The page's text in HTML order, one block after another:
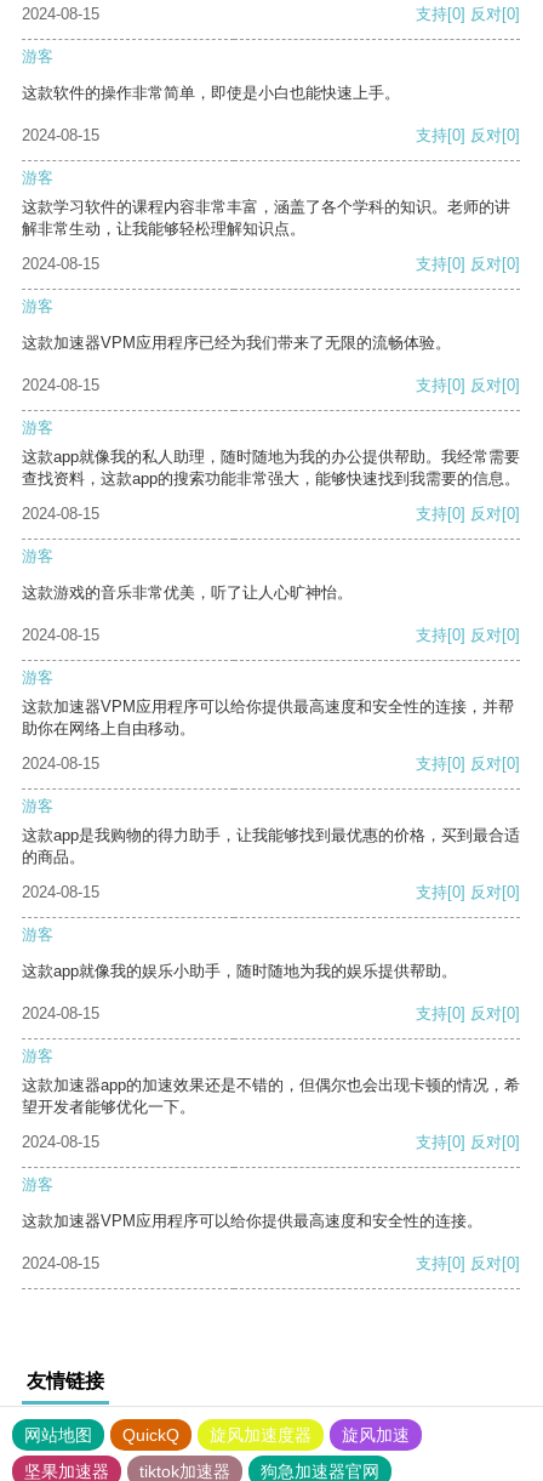
2024-08-15
支持[0] 反对[0]
游客
这款软件的操作非常简单，即使是小白也能快速上手。
2024-08-15 支持[0] 反对[0]
游客
这款学习软件的课程内容非常丰富，涵盖了各个学科的知识。老师的讲
解非常生动，让我能够轻松理解知识点。
2024-08-15
支持[0] 反对[0]
游客
这款加速器VPM应用程序已经为我们带来了无限的流畅体验。
2024-08-15 支持[0] 反对[0]
游客
这款app就像我的私人助理，随时随地为我的办公提供帮助。我经常需要
查找资料，这款app的搜索功能非常强大，能够快速找到我需要的信息。
2024-08-15
支持[0] 反对[0]
游客
这款游戏的音乐非常优美，听了让人心旷神怡。
2024-08-15 支持[0] 反对[0]
游客
这款加速器VPM应用程序可以给你提供最高速度和安全性的连接，并帮
助你在网络上自由移动。
2024-08-15
支持[0] 反对[0]
游客
这款app是我购物的得力助手，让我能够找到最优惠的价格，买到最合适
的商品。
2024-08-15
支持[0] 反对[0]
游客
这款app就像我的娱乐小助手，随时随地为我的娱乐提供帮助。
2024-08-15 支持[0] 反对[0]
游客
这款加速器app的加速效果还是不错的，但偶尔也会出现卡顿的情况，希
望开发者能够优化一下。
2024-08-15
支持[0] 反对[0]
游客
这款加速器VPM应用程序可以给你提供最高速度和安全性的连接。
2024-08-15 支持[0] 反对[0]
友情链接
网站地图 QuickQ 旋风加速度器
旋风加速
坚果加速器
tiktok加速器 狗急加速器官网